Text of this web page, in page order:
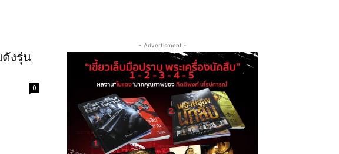
งรุ่น
0
- Advertisment -